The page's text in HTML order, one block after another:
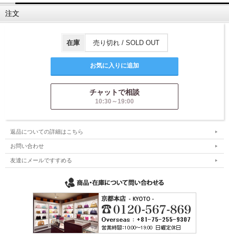
注文
在庫 売り切れ / SOLD OUT
チャットで相談
10:30～19:00
返品についての詳細はこちら
お問い合わせ
友達にメールですすめる